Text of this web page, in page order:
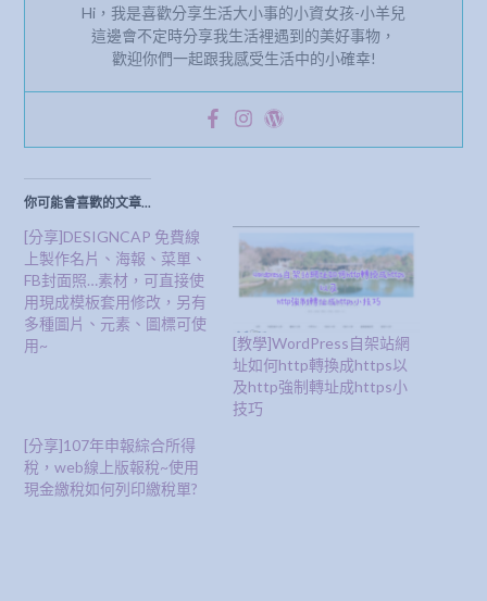
Hi，我是喜歡分享生活大小事的小資女孩-小羊兒
這邊會不定時分享我生活裡遇到的美好事物，
歡迎你們一起跟我感受生活中的小確幸!
你可能會喜歡的文章...
[分享]DESIGNCAP 免費線
上製作名片、海報、菜單、
FB封面照…素材，可直接使
用現成模板套用修改，另有
多種圖片、元素、圖標可使
用~
[教學]WordPress自架站網
址如何http轉換成https以
及http強制轉址成https小
技巧
[分享]107年申報綜合所得
稅，web線上版報稅~使用
現金繳稅如何列印繳稅單?